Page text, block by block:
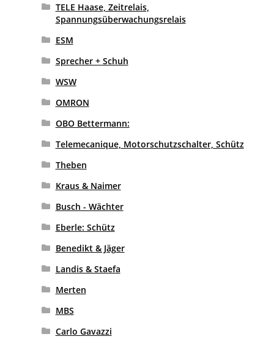
TELE Haase, Zeitrelais,
Spannungsüberwachungsrelais
ESM
Sprecher + Schuh
WSW
OMRON
OBO Bettermann:
Telemecanique, Motorschutzschalter, Schütz
Theben
Kraus & Naimer
Busch - Wächter
Eberle: Schütz
Benedikt & Jäger
Landis & Staefa
Merten
MBS
Carlo Gavazzi